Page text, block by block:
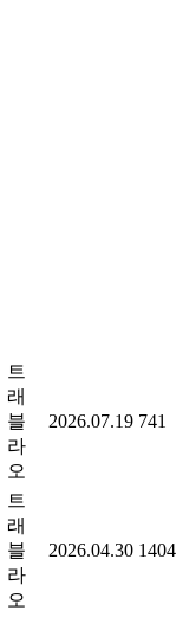
트
래
블
라
오
2026.07.19 741
트
래
블
라
오
2026.04.30 1404